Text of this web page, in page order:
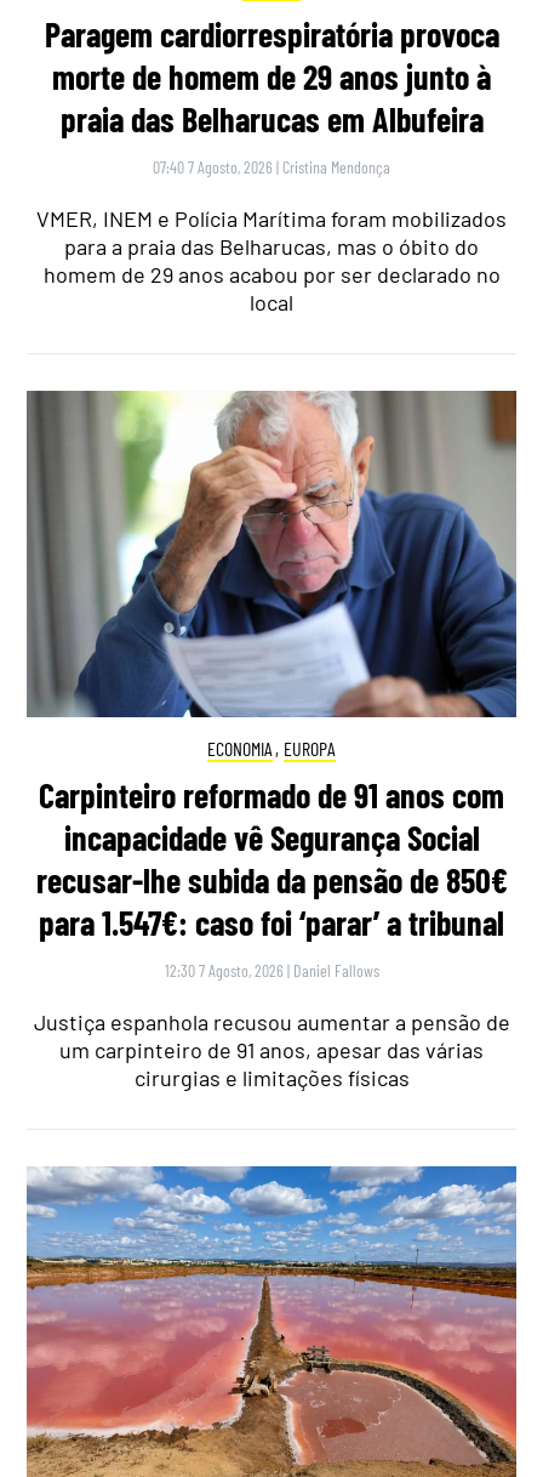
Paragem cardiorrespiratória provoca
morte de homem de 29 anos junto à
praia das Belharucas em Albufeira
07:40 7 Agosto, 2026 | Cristina Mendonça
VMER, INEM e Polícia Marítima foram mobilizados
para a praia das Belharucas, mas o óbito do
homem de 29 anos acabou por ser declarado no
local
ECONOMIA , EUROPA
Carpinteiro reformado de 91 anos com
incapacidade vê Segurança Social
recusar-lhe subida da pensão de 850€
para 1.547€: caso foi ‘parar’ a tribunal
12:30 7 Agosto, 2026 | Daniel Fallows
Justiça espanhola recusou aumentar a pensão de
um carpinteiro de 91 anos, apesar das várias
cirurgias e limitações físicas